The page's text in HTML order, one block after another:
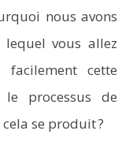
nous avons
lequel vous allez
cette
processus de
se produit ?